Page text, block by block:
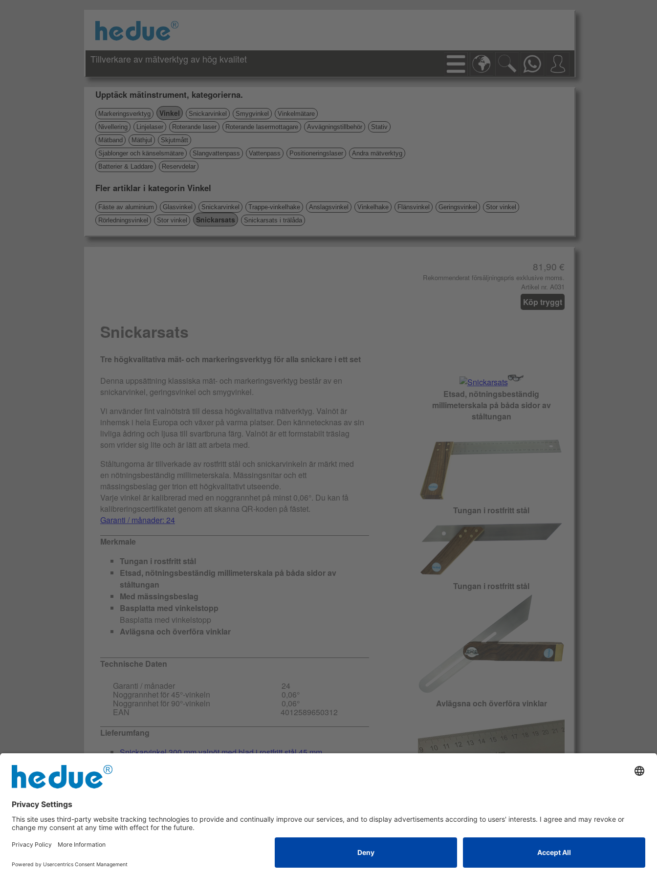
Tillverkare av mätverktyg av hög kvalitet
Upptäck mätinstrument, kategorierna.
Markeringsverktyg Vinkel Snickarvinkel Smygvinkel
Vinkelmätare
Nivellering
Linjelaser Roterande laser Roterande lasermottagare Avvägningstillbehör
Stativ
Mätband
Mäthjul
Skjutmått
Sjablonger och känselsmätare
Slangvattenpass Vattenpass Positioneringslaser
Andra mätverktyg
Batterier & Laddare
Reservdelar
Fler artiklar i kategorin Vinkel
Fäste av aluminium Glasvinkel Snickarvinkel Trappe-vinkelhake Anslagsvinkel Vinkelhake Flänsvinkel Geringsvinkel
Stor vinkel
Rörledningsvinkel
Stor vinkel Snickarsats Snickarsats i trälåda
81,90 €
Rekommenderat försäljningspris exklusive moms.
Artikel nr. A031
Köp tryggt
Snickarsats
Tre högkvalitativa mät- och markeringsverktyg för alla snickare i ett set
Denna uppsättning klassiska mät- och markeringsverktyg består av en
snickarvinkel, geringsvinkel och smygvinkel.
Vi använder fint valnötsträ till dessa högkvalitativa mätverktyg. Valnöt är
inhemsk i hela Europa och växer på varma platser. Den kännetecknas av sin
livliga ådring och ljusa till svartbruna färg. Valnöt är ett formstabilt träslag
som vrider sig lite och är lätt att arbeta med.
Ståltungorna är tillverkade av rostfritt stål och snickarvinkeln är märkt med
en nötningsbeständig millimeterskala. Mässingsnitar och ett
mässingsbeslag ger trion ett högkvalitativt utseende.
Varje vinkel är kalibrerad med en noggrannhet på minst 0,06°. Du kan få
kalibreringscertifikatet genom att skanna QR-koden på fästet.
Garanti / månader: 24
Merkmale
Tungan i rostfritt stål
Etsad, nötningsbeständig millimeterskala på båda sidor av
ståltungan
Med mässingsbeslag
Basplatta med vinkelstopp
Basplatta med vinkelstopp
Avlägsna och överföra vinklar
Technische Daten
Garanti / månader
24
Noggrannhet för 45°-vinkeln 0,06°
Noggrannhet för 90°-vinkeln 0,06°
EAN
4012589650312
Lieferumfang
Snickarvinkel 300 mm valnöt med blad i rostfritt stål 45 mm
Etsad, nötningsbeständig
millimeterskala på båda sidor av
ståltungan
Tungan i rostfritt stål
Tungan i rostfritt stål
Avlägsna och överföra vinklar
millimeterskala på båda sidor av
Integritetspolicy